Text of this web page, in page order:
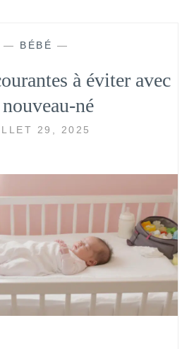
— BÉBÉ —
à éviter avec
né
29, 2025